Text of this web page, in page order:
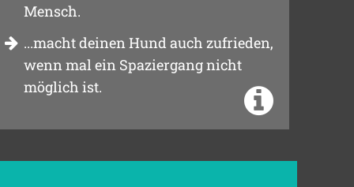
Mensch.
...macht deinen Hund auch zufrieden,
wenn mal ein Spaziergang nicht
möglich ist.